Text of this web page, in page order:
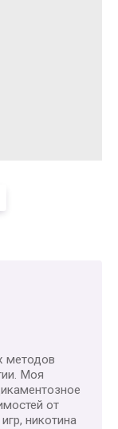
методов
Моя
от
никотина